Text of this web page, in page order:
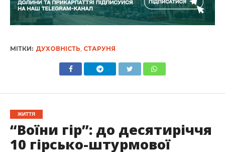
МІТКИ: ДУХОВНІСТЬ СТАРУНЯ
ЖИТТЯ
“Воїни гір”: до десятиріччя
10 гірсько-штурмової